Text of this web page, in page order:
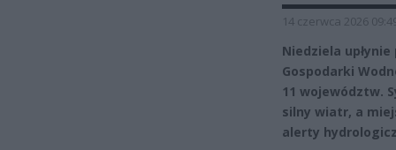
14 czerwca 2026
Niedziela
Gospodarki
11 województw.
silny wiatr, a
alerty